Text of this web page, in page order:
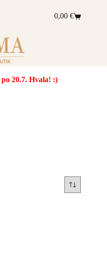
Shopping
0,00€
20.7. Hvala! :)